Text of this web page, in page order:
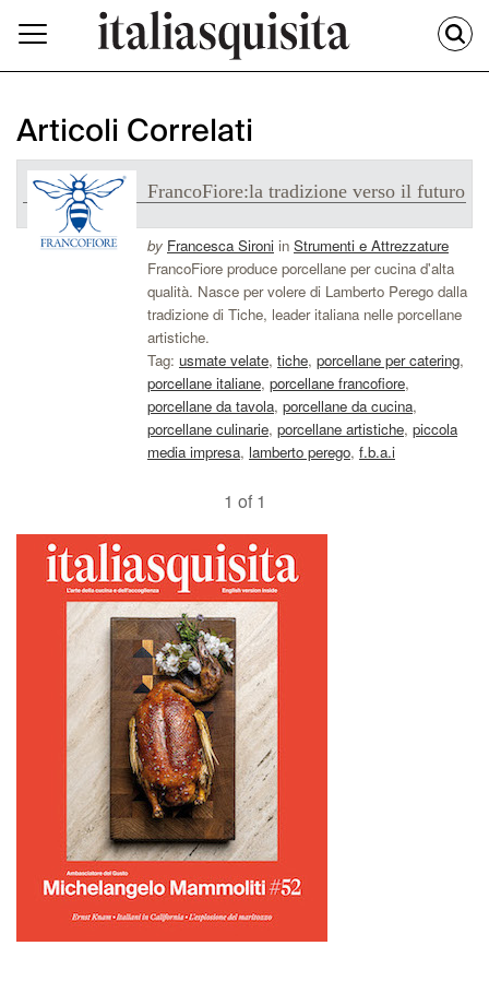
Articoli Correlati
FrancoFiore:la tradizione verso il futuro
by Francesca Sironi in Strumenti e Attrezzature
FrancoFiore produce porcellane per cucina d'alta
qualità. Nasce per volere di Lamberto Perego dalla
tradizione di Tiche, leader italiana nelle porcellane
artistiche.
Tag: usmate velate, tiche, porcellane per catering,
porcellane italiane, porcellane francofiore,
porcellane da tavola, porcellane da cucina,
porcellane culinarie, porcellane artistiche, piccola
media impresa, lamberto perego, f.b.a.i
1 of 1